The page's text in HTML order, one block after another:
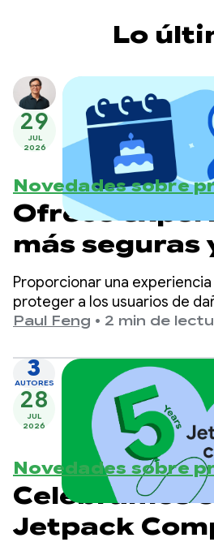
dimensiones de costo y
Lo
29
JUL
2026
Novedades sobre
Ofrece
más seguras
adecuadas
edad en
Proporcionar una
proteger a los usuarios de
principal en Google Play.
Paul Feng • 2 min de
3
AUTORES
28
JUL
2026
Novedades sobre
Celebramos
Jetpack